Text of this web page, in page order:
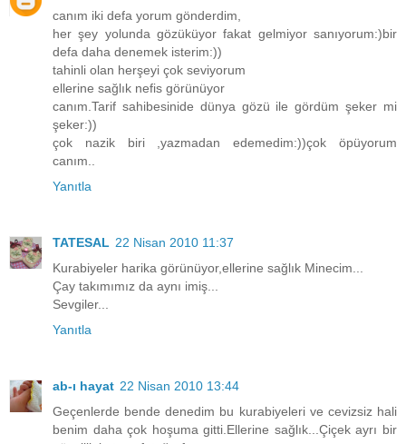
canım iki defa yorum gönderdim,
her şey yolunda gözüküyor fakat gelmiyor sanıyorum:)bir
defa daha denemek isterim:))
tahinli olan herşeyi çok seviyorum
ellerine sağlık nefis görünüyor
canım.Tarif sahibesinide dünya gözü ile gördüm şeker mi
şeker:))
çok nazik biri ,yazmadan edemedim:))çok öpüyorum
canım..
Yanıtla
TATESAL 22 Nisan 2010 11:37
Kurabiyeler harika görünüyor,ellerine sağlık Minecim...
Çay takımımız da aynı imiş...
Sevgiler...
Yanıtla
ab-ı hayat 22 Nisan 2010 13:44
Geçenlerde bende denedim bu kurabiyeleri ve cevizsiz hali
benim daha çok hoşuma gitti.Ellerine sağlık...Çiçek ayrı bir